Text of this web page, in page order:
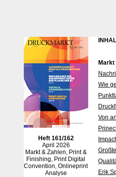
Heft 161/162
April 2026
Markt & Zahlen, Print &
Finishing, Print Digital
Convention, Onlineprint
Analyse
Markt
Wie
Von
Erik